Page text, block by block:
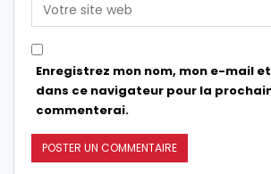
Enregistrez mon nom, mon e-mail
dans ce navigateur pour la
commenterai.